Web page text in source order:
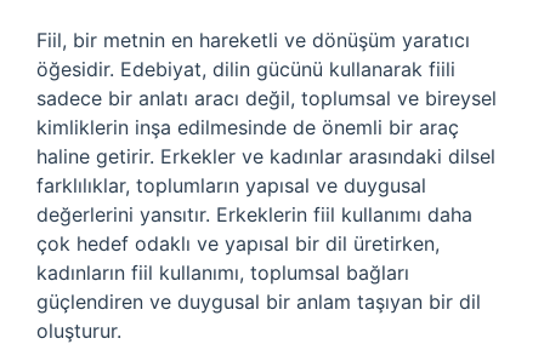
Fiil, bir metnin en hareketli ve dönüşüm yaratıcı
öğesidir. Edebiyat, dilin gücünü kullanarak fiili
sadece bir anlatı aracı değil, toplumsal ve bireysel
kimliklerin inşa edilmesinde de önemli bir araç
haline getirir. Erkekler ve kadınlar arasındaki dilsel
farklılıklar, toplumların yapısal ve duygusal
değerlerini yansıtır. Erkeklerin fiil kullanımı daha
çok hedef odaklı ve yapısal bir dil üretirken,
kadınların fiil kullanımı, toplumsal bağları
güçlendiren ve duygusal bir anlam taşıyan bir dil
oluşturur.